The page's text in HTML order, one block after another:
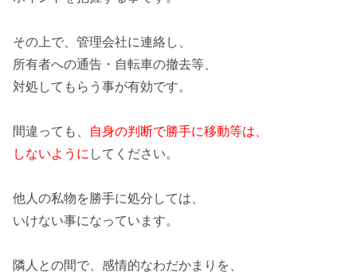
その上で、管理会社に連絡し、
所有者への通告・自転車の撤去等
対処してもらう事が有効です。
間違っても、
自身の判断で勝手に移動等は、
しないように してください。
他人の私物を勝手に処分しては、
いけない事になっています。
隣人との間で、感情的なわだかまりを、